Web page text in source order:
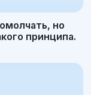
но
принципа.